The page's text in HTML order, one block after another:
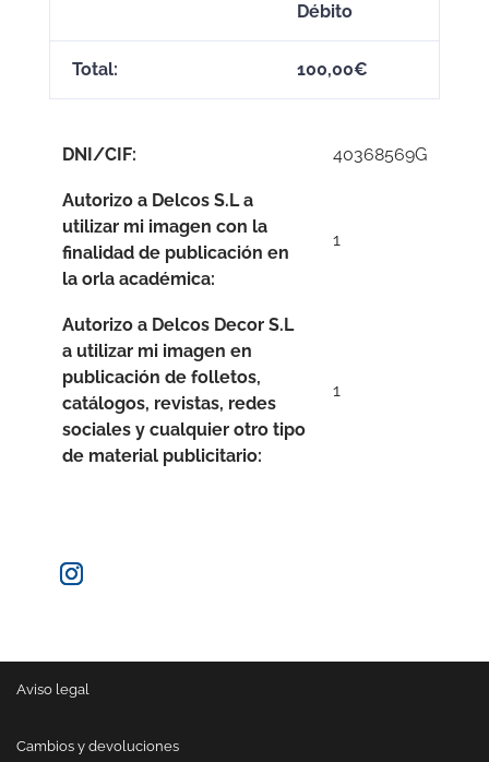
Débito
Total: 100,00€
DNI/CIF: 40368569G
Autorizo a Delcos S.L a
utilizar mi imagen con la
finalidad de publicación en
la orla académica:
1
Autorizo a Delcos Decor S.L
a utilizar mi imagen en
publicación de folletos,
catálogos, revistas, redes
sociales y cualquier otro tipo
de material publicitario:
1
Aviso legal
Cambios y devoluciones